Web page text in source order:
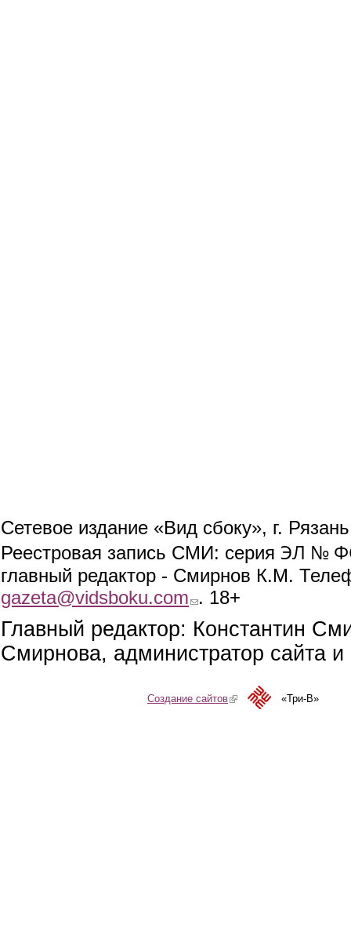
Сетевое издание «Вид сбоку», г.
Реестровая запись СМИ: серия ЭЛ №
главный редактор - Смирнов К.М.
gazeta@vidsboku.com (link sends e-mail)
. 18+
Главный редактор: Константин
Смирнова, администратор сайта
Создание сайтов(link is external)«Три-В»